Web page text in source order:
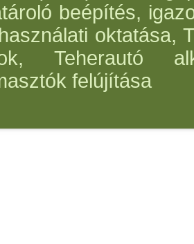
beépítés,
oktatása,
Teherautó
felújítása